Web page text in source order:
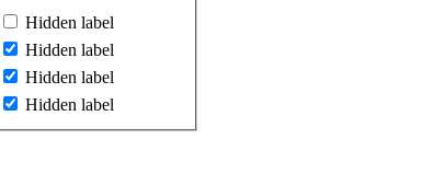
Hidden label
Hidden label
Hidden label
Hidden label